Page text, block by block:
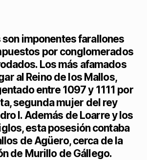
son imponentes farallones
por conglomerados
Los más afamados
al Reino de los Mallos,
entre 1097 y 1111 por
segunda mujer del rey
I. Además de Loarre y los
esta posesión contaba
de Agüero, cerca de la
de Murillo de Gállego.